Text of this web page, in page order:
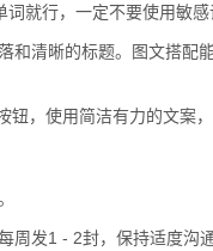
就行，一定不要使用敏
和清晰的标题。图文搭配
，使用简洁有力的文案
周发1 - 2封，保持适度沟通